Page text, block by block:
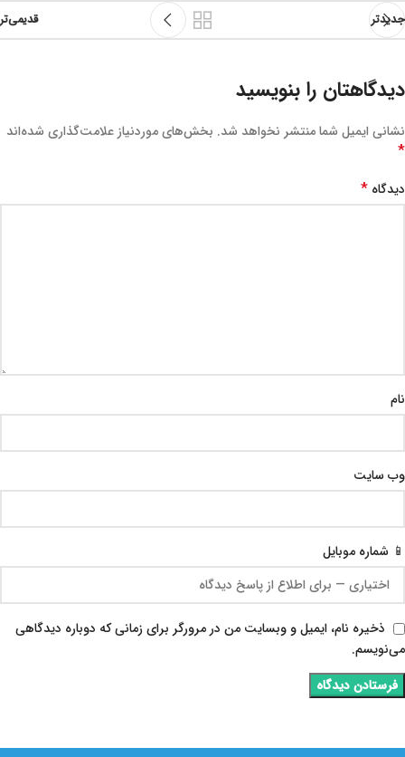
جدیدتر قدیمی‌تر
دیدگاهتان را بنویسید
نشانی ایمیل شما منتشر نخواهد شد. بخش‌های موردنیاز علامت‌گذاری شده‌اند
*
دیدگاه *
نام
وب‌ سایت
📱 شماره موبایل
ذخیره نام، ایمیل و وبسایت من در مرورگر برای زمانی که دوباره دیدگاهی
می‌نویسم.